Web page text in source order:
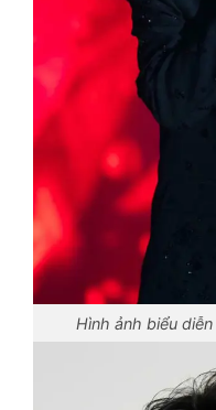
Hình ảnh biểu